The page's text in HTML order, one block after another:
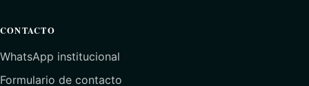
CONTACTO
WhatsApp institucional
Formulario de contacto